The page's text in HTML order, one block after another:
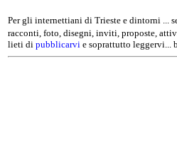
Per gli internettiani di Trieste e dintorni ...
racconti, foto, disegni, inviti, proposte,
lieti di pubblicarvi e soprattutto leggervi...